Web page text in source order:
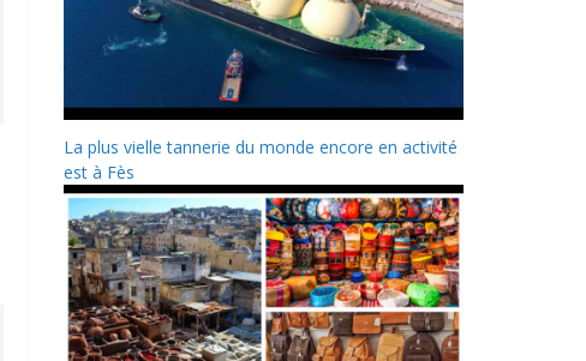
La plus vielle tannerie du monde encore en activité
est à Fès